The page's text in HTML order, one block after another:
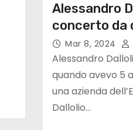
Alessandro
concerto da
Mar 8, 2024
Alessandro
quando avevo 5
una azienda
Dallolio…